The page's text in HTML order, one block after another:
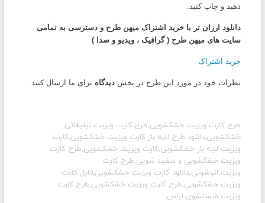
دهید و چاپ کنید.
دانلود ارزان تر با خرید اشتراک میهن طرح و دسترسی به تمامی
سایت های میهن طرح ( گرافیک ، ویدیو و صدا )
خرید اشتراک
نظرات خود در مورد این طرح در بخش دیدگاه برای ما ارسال کنید
طرح کارت ویزیت خشکشویی,طرح کارت ویزیت تبلیغاتی
خشکشویی,دانلود طرح لایه باز کارت ویزیت خشکشویی,کارت
ویزیت لایه باز خشکشویی,کارت ویزیت خشکشویی,طرح کارت
ویزیت خشکشویی و سفید شویی,طرح کارت
ویزیت اتوشویی,دانلود کارت ویزیت خشکشویی,فایل کارت
ویزیت خشکشویی,طرح کارت ویزیت خشکشویی,طرح کارت
ویزیت شستشوی لباس,